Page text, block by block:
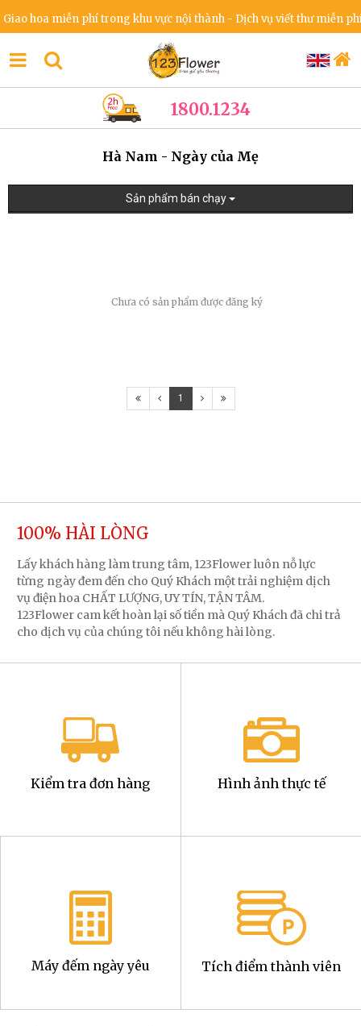
hoa miễn phí trong khu vực nội thành - Dịch vụ viết thư miễn phí
1800.1234
Hà Nam - Ngày của Mẹ
Sản phẩm bán chạy
Chưa có sản phẩm được đăng ký
1
100% HÀI LÒNG
Lấy khách hàng làm trung tâm, 123Flower luôn nỗ lực
từng ngày đem đến cho Quý Khách một trải nghiệm dịch
vụ điện hoa CHẤT LƯỢNG, UY TÍN, TẬN TÂM.
123Flower cam kết hoàn lại số tiền mà Quý Khách đã chi trả
cho dịch vụ của chúng tôi nếu không hài lòng.
Kiểm tra đơn hàng Hình ảnh thực tế
Máy đếm ngày yêu Tích điểm thành viên